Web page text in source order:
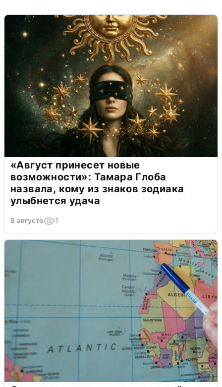
«Август принесет новые
возможности»: Тамара Глоба
назвала, кому из знаков зодиака
улыбнется удача
8 августа 1